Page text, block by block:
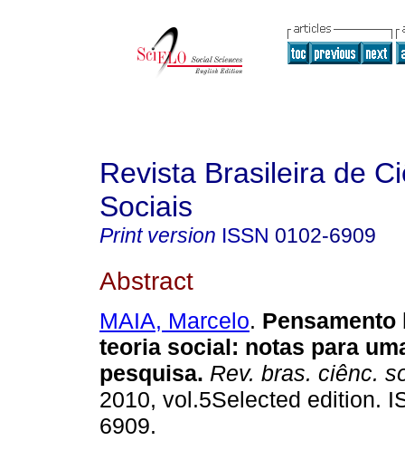
Revista Brasileira de
Sociais
Print version ISSN 0102-6909
Abstract
MAIA, Marcelo.
teoria social: notas para
pesquisa. Rev. bras. ciênc.
2010, vol.5Selected edition.
6909.